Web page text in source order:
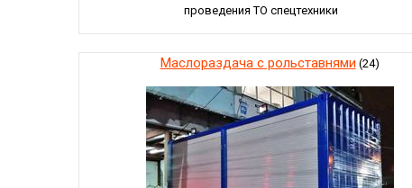
проведения ТО спецтехники
Маслораздача с рольставнями (24)